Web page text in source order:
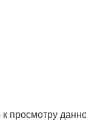
просмотру